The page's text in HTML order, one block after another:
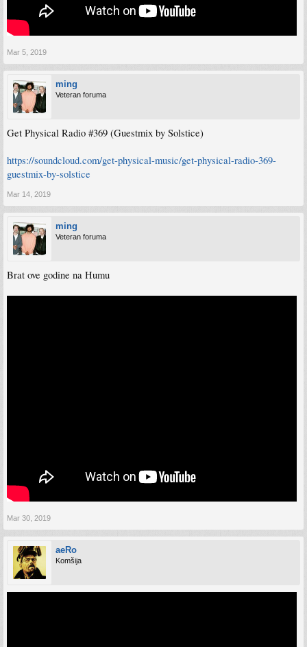
Mar 5, 2019
ming
Veteran foruma
Get Physical Radio #369 (Guestmix by Solstice)
https://soundcloud.com/get-physical-music/get-physical-radio-369-
guestmix-by-solstice
Mar 14, 2019
ming
Veteran foruma
Brat ove godine na Humu
Mar 30, 2019
aeRo
Komšija